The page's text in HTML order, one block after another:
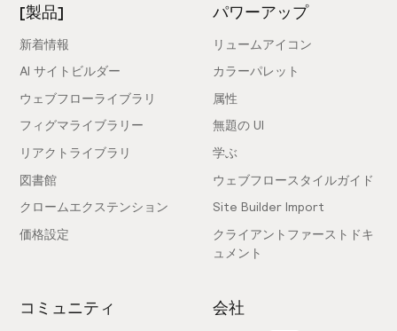
[製品]
新着情報
AI サイトビルダー
ウェブフローライブラリ
フィグマライブラリー
リアクトライブラリ
図書館
クロームエクステンション
価格設定
パワーアップ
リュームアイコン
カラーパレット
属性
無題の UI
学ぶ
ウェブフロースタイルガイド
Site Builder Import
クライアントファーストドキ
ュメント
コミュニティ 会社